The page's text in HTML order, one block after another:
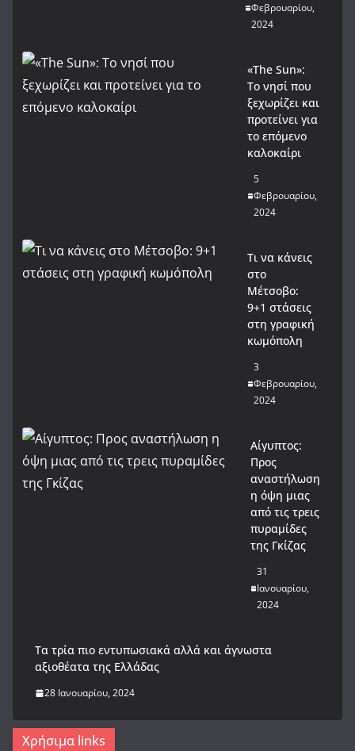
Φεβρουαρίου,
2024
«The Sun»:
Το νησί που
ξεχωρίζει και
προτείνει για
το επόμενο
καλοκαίρι
5
Φεβρουαρίου,
2024
Τι να κάνεις
στο
Μέτσοβο:
9+1 στάσεις
στη γραφική
κωμόπολη
3
Φεβρουαρίου,
2024
Αίγυπτος:
Προς
αναστήλωση
η όψη μιας
από τις τρεις
πυραμίδες
της Γκίζας
31
Ιανουαρίου,
2024
Tα τρία πιο εντυπωσιακά αλλά και άγνωστα
αξιοθέατα της Ελλάδας
28 Ιανουαρίου, 2024
Χρήσιμα links